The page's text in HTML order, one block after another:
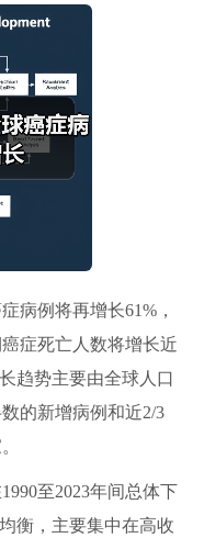
病例将再增长61%，
症死亡人数将增长近
趋势主要由全球人口
的新增病例和近2/3
至2023年间总体下
衡，主要集中在高收